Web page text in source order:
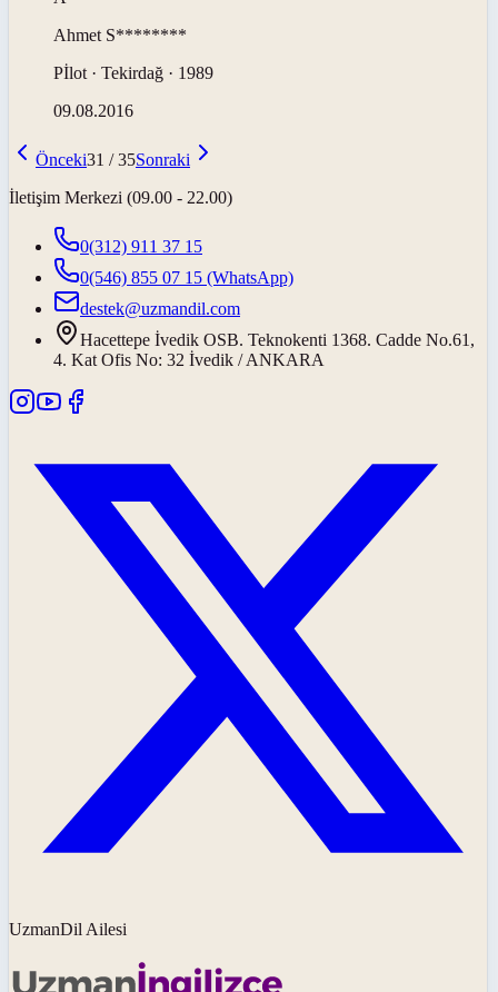
Ahmet S********
Pİlot · Tekirdağ · 1989
09.08.2016
Önceki31 /35Sonraki
İletişim Merkezi (09.00 - 22.00)
0(312) 911 37 15
0(546) 855 07 15 (WhatsApp)
destek@uzmandil.com
Hacettepe İvedik OSB. Teknokenti 1368. Cadde No.61,
4. Kat Ofis No: 32 İvedik / ANKARA
UzmanDil Ailesi